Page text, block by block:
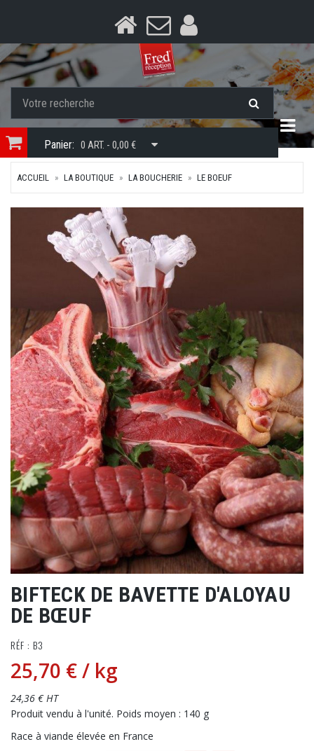
Panier: 0 ART. - 0,00 €
ACCUEIL LA BOUTIQUE LA BOUCHERIE LE BOEUF
BIFTECK DE BAVETTE D'ALOYAU
DE BŒUF
RÉF : B3
25,70 €/ kg
24,36 € HT
Produit vendu à l'unité. Poids moyen : 140 g
Race à viande élevée en France